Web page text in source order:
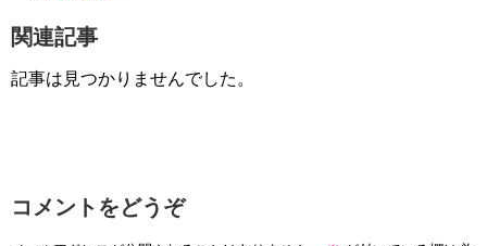
関連記事
記事は見つかりませんでした。
コメントをどうぞ